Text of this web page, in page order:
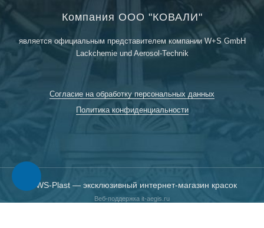
Компания ООО "КОВАЛИ"
является официальным представителем компании W+S GmbH
Lackchemie und Aerosol-Technik
Согласие на обработку персональных данных
Политика конфиденциальности
© WS-Plast — эксклюзивный интернет-магазин красок
Веб-поддержка it-aegis.ru